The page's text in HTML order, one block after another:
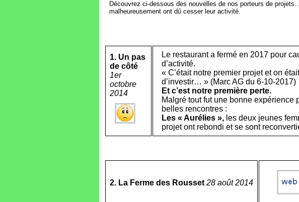
Découvrez ci-dessous des nouvelles de nos porteurs de
malheureusement ont dû cesser leur activité.
1. Un pas
de côté
1er
octobre
2014
Le restaurant a fermé en 2017 pour
d’activité.
« C’était notre premier projet et on
d’investir… » (Marc AG du 6-10-2017)
Et c’est notre première perte.
Malgré tout fut une bonne expérience
belles rencontres :
Les « Aurélies », les deux jeunes
projet ont rebondi et se sont
2. La Ferme des Rousset 28 août 2014